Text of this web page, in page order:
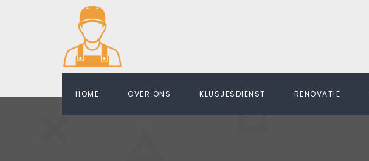
HOME OVER ONS KLUSJESDIENST RENOVATIE